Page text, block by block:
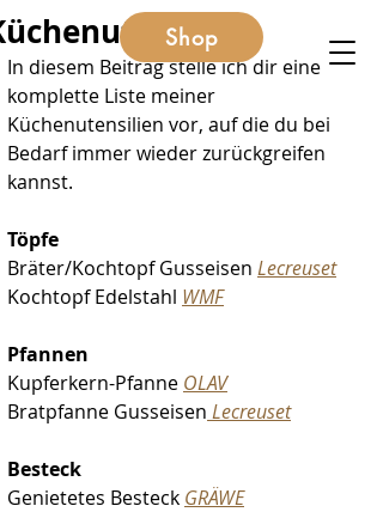
Shop
In diesem Beitrag stelle ich dir eine
komplette Liste meiner
Küchenutensilien vor, auf die du bei
Bedarf immer wieder zurückgreifen
kannst.
Töpfe
Bräter/Kochtopf Gusseisen Lecreuset
Kochtopf Edelstahl WMF
Pfannen
Kupferkern-Pfanne OLAV
Bratpfanne Gusseisen Lecreuset
Besteck
Genietetes Besteck GRÄWE